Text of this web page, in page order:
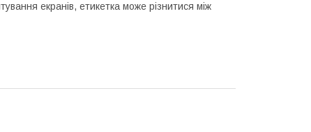
екранів, етикетка може різнитися між